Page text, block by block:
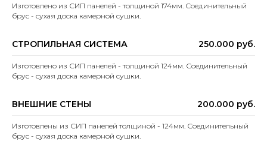
Изготовлено из СИП панелей - толщиной 174мм. Соединительный
брус - сухая доска камерной сушки.
СТРОПИЛЬНАЯ СИСТЕМА 250.000 руб.
Изготовлено из СИП панелей - толщиной 124мм. Соединительный
брус - сухая доска камерной сушки.
ВНЕШНИЕ СТЕНЫ 200.000 руб.
Изготовлены из СИП панелей толщиной - 124мм. Соединительный
брус - сухая доска камерной сушки.